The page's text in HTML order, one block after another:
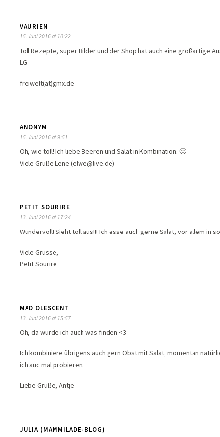
VAURIEN
15. Juni 2016 at 10:22
Toll Rezepte, super Bilder und der Shop hat auch eine großartige
LG
freiwelt(at)gmx.de
ANONYM
15. Juni 2016 at 9:51
Oh, wie toll! Ich liebe Beeren und Salat in Kombination. 🙂
Viele Grüße Lene (elwe@live.de)
PETIT SOURIRE
13. Juni 2016 at 17:24
Wundervoll! Sieht toll aus!!! Ich esse auch gerne Salat, vor allem in
Viele Grüsse,
Petit Sourire
MAD OLESCENT
13. Juni 2016 at 15:57
Oh, da würde ich auch was finden <3
Ich kombiniere übrigens auch gern Obst mit Salat, momentan
ich auc mal probieren.
Liebe Grüße, Antje
JULIA (MAMMILADE-BLOG)